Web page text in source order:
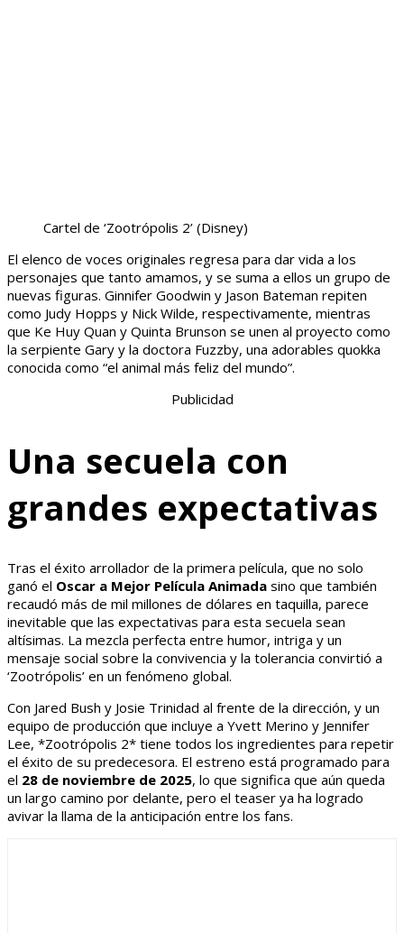
Cartel de ‘Zootrópolis 2’ (Disney)
El elenco de voces originales regresa para dar vida a los
personajes que tanto amamos, y se suma a ellos un grupo de
nuevas figuras. Ginnifer Goodwin y Jason Bateman repiten
como Judy Hopps y Nick Wilde, respectivamente, mientras
que Ke Huy Quan y Quinta Brunson se unen al proyecto como
la serpiente Gary y la doctora Fuzzby, una adorables quokka
conocida como “el animal más feliz del mundo”.
Publicidad
Una secuela con
grandes expectativas
Tras el éxito arrollador de la primera película, que no solo
ganó el Oscar a Mejor Película Animada sino que también
recaudó más de mil millones de dólares en taquilla, parece
inevitable que las expectativas para esta secuela sean
altísimas. La mezcla perfecta entre humor, intriga y un
mensaje social sobre la convivencia y la tolerancia convirtió a
‘Zootrópolis’ en un fenómeno global.
Con Jared Bush y Josie Trinidad al frente de la dirección, y un
equipo de producción que incluye a Yvett Merino y Jennifer
Lee, *Zootrópolis 2* tiene todos los ingredientes para repetir
el éxito de su predecesora. El estreno está programado para
el 28 de noviembre de 2025, lo que significa que aún queda
un largo camino por delante, pero el teaser ya ha logrado
avivar la llama de la anticipación entre los fans.